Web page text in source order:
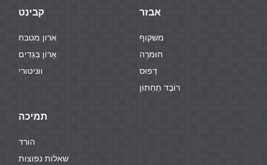
קבינט
ארון מטבח
אָרוֹן בְּגָדִים
ווניטורי
אבזר
משקוף
חוּמרָה
דְפוּס
רוֹבֶד תַחְתוֹן
תמיכה
הורד
שאלות נפוצות